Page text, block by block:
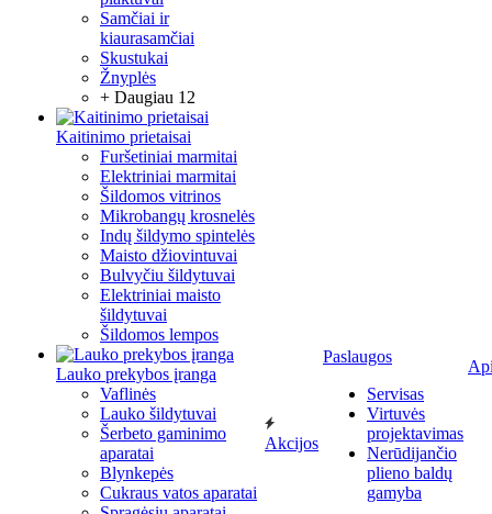
Samčiai ir
kiaurasamčiai
Skustukai
Žnyplės
+ Daugiau 12
Kaitinimo prietaisai
Furšetiniai marmitai
Elektriniai marmitai
Šildomos vitrinos
Mikrobangų krosnelės
Indų šildymo spintelės
Maisto džiovintuvai
Bulvyčiu šildytuvai
Elektriniai maisto
šildytuvai
Šildomos lempos
Lauko prekybos įranga
Vaflinės
Lauko šildytuvai
Šerbeto gaminimo
aparatai
Blynkepės
Cukraus vatos aparatai
Akcijos
Paslaugos
Servisas
Virtuvės
projektavimas
Nerūdijančio
plieno baldų
gamyba